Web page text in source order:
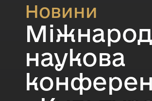
Новини
наукова